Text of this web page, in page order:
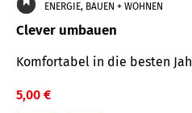
ENERGIE, BAUEN + WOHNEN
Clever umbauen
Komfortabel in die besten
5,00 €